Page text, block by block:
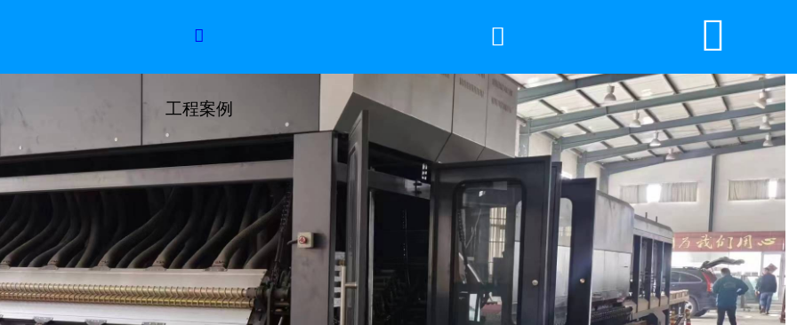
网站首页
产品中心
新闻中心
工程案例
厂房设备
视频中心

工程案例
 